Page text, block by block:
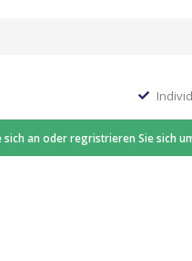
sich an oder regristrieren Sie sich